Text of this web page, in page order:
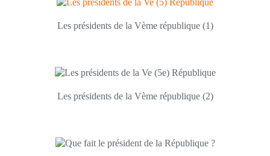
Les présidents de la Vème république (1)
Les présidents de la Vème république (2)